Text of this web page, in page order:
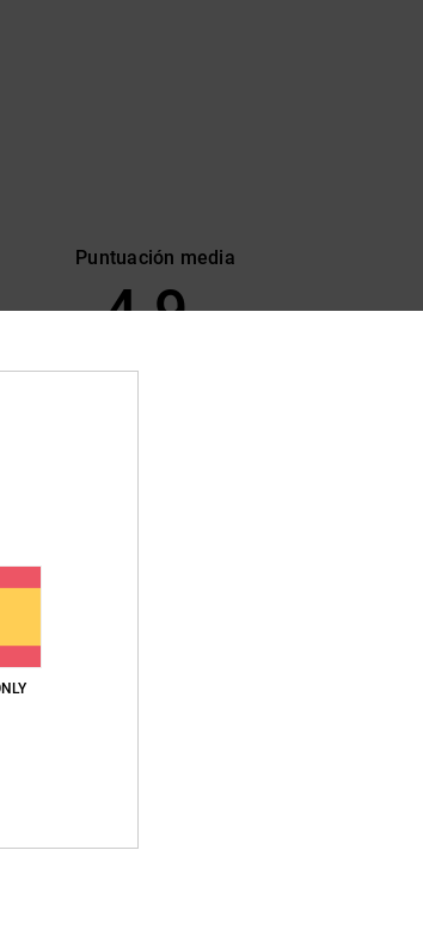
Puntuación media
4.9
: 5
: 5/5 Talla: Talla perfecta